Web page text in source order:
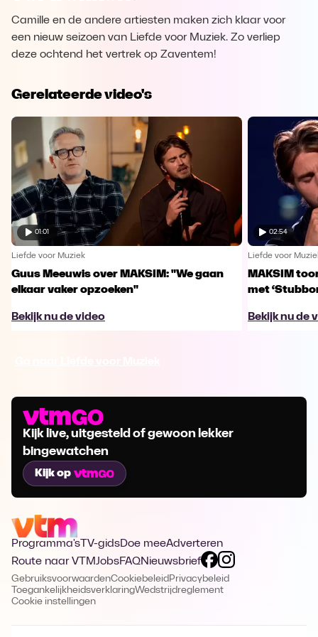
Camille en de andere artiesten maken zich klaar voor
een nieuw seizoen van Liefde voor Muziek. Zo verliep
deze ochtend het vertrek op Zaventem!
Gerelateerde video's
01:01
Liefde voor Muziek
Guus Meeuwis over MAKSIM: "We gaan
elkaar vaker opzoeken"
Bekijk nu de video
02:54
Liefde voor
MAKSIM
met
Bekijk nu de
Kijk live, uitgesteld of gewoon lekker
bingewatchen
Kijk op
Programma's TV-gidsDoe meeAdverteren
Route naar VTMJobsFAQNieuwsbrief
GebruiksvoorwaardenCookiebeleid Privacybeleid
ToegankelijkheidsverklaringWedstrijdreglement
Cookie instellingen